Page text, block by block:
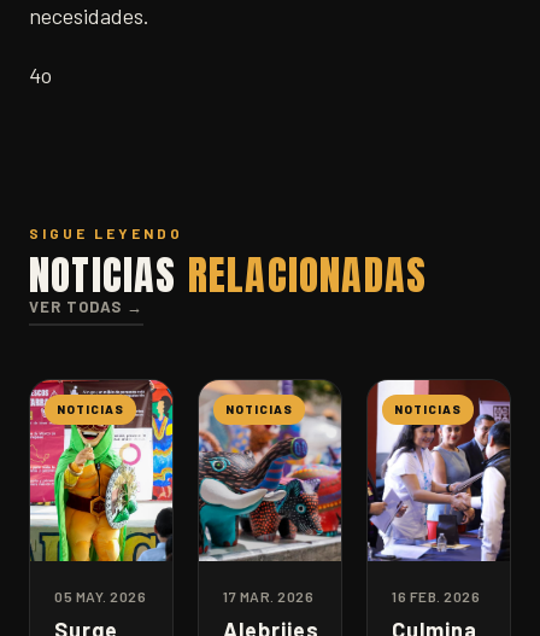
necesidades.
4o
SIGUE LEYENDO
NOTICIAS RELACIONADAS
VER TODAS →
NOTICIAS
05 MAY. 2026
Surge
NOTICIAS
17 MAR. 2026
Alebrijes
NOTICIAS
16 FEB. 2026
Culmina